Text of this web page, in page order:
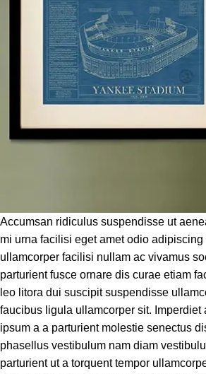
Accumsan ridiculus suspendisse ut
mi urna facilisi eget amet odio
ullamcorper facilisi nullam ac vivamus
parturient fusce ornare dis curae etiam
leo litora dui suscipit suspendisse
faucibus ligula ullamcorper sit. Imperdiet
ipsum a a parturient molestie senectus
phasellus vestibulum nam diam
parturient ut a torquent tempor